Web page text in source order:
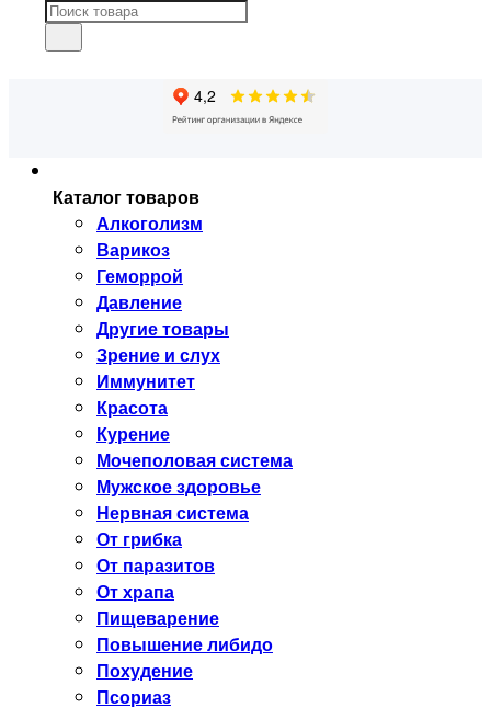
Каталог товаров
Алкоголизм
Варикоз
Геморрой
Давление
Другие товары
Зрение и слух
Иммунитет
Красота
Курение
Мочеполовая система
Мужское здоровье
Нервная система
От грибка
От паразитов
От храпа
Пищеварение
Повышение либидо
Похудение
Псориаз